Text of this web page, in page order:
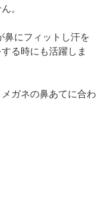
。
鼻にフィットし汗を
る時にも活躍しま
ガネの鼻あてに合わ